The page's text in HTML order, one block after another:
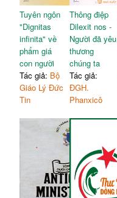
Tuyên ngôn
"Dignitas
infinita" về
phẩm giá
con người
Tác giả: Bộ
Giáo Lý Đức
Tin
Thông điệp
Dilexit nos -
Người đã yêu
thương
chúng ta
Tác giả:
ĐGH.
Phanxicô